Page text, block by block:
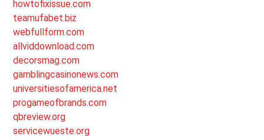
howtofixissue.com
teamufabet.biz
webfullform.com
allviddownload.com
decorsmag.com
gamblingcasinonews.com
universitiesofamerica.net
progameofbrands.com
qbreview.org
servicewueste.org